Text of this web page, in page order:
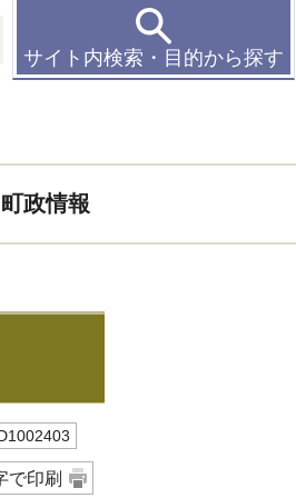
サイト内検索・目的から探す
町政情報
で印刷